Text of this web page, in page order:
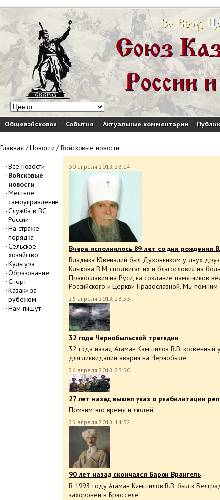
Общевойсковое События Актуальные комментарии
Главная /Новости /Войсковые новости
Все новости
Войсковые
новости
Местное
самоуправление
Служба в ВС
России
На страже
порядка
Сельское
хозяйство
Культура
Образование
Спорт
Казаки за
рубежом
Нам пишут
30 апреля 2018, 23:14
Вчера исполнилось 89 лет со дня рождения
Владыка Ювеналий был Духовником у двух
Клыкова В.М. сподвигал их и благословил на
Православия на Руси, на создание памятников
Российского и Церкви Православной. Мы помним
26 апреля 2018, 23:53
32 года Чернобыльской трагедии
32 года назад Атаман Камшилов В.В. косвенный
для ликвидации аварии на Чернобыле
26 апреля 2018, 23:50
27 лет назад вышел указ о реабилитации
Помним это время и людей
25 апреля 2018, 14:32
90 лет назад скончался Барон Врангель
В 1993 году Атаман Камшилов В.В. был в
захоронен в Брюсселе.